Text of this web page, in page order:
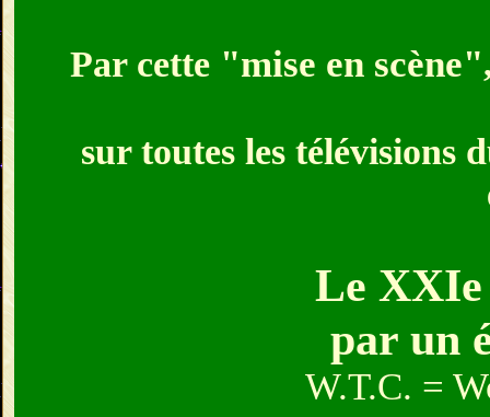
Par cette "mise en scène"
sur toutes les télévisions
Le XXIe
par un
W.T.C. =